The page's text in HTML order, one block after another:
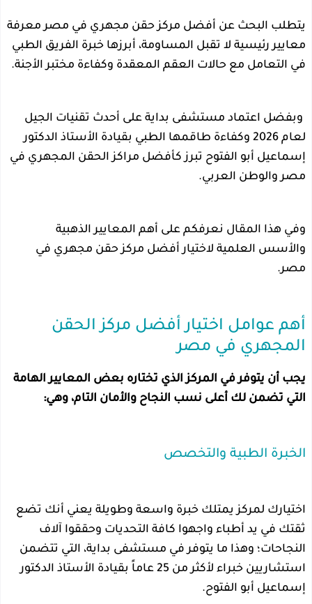
يتطلب البحث عن أفضل مركز حقن مجهري في مصر معرفة
معايير رئيسية لا تقبل المساومة، أبرزها خبرة الفريق الطبي
في التعامل مع حالات العقم المعقدة وكفاءة مختبر الأجنة.
وبفضل اعتماد مستشفى بداية على أحدث تقنيات الجيل
لعام 2026 وكفاءة طاقمها الطبي بقيادة الأستاذ الدكتور
إسماعيل أبو الفتوح تبرز كأفضل مراكز الحقن المجهري في
مصر والوطن العربي.
وفي هذا المقال نعرفكم على أهم المعايير الذهبية
والأسس العلمية لاختيار أفضل مركز حقن مجهري في
مصر.
أهم عوامل اختيار أفضل مركز الحقن
المجهري في مصر
يجب أن يتوفر في المركز الذي تختاره بعض المعايير الهامة
التي تضمن لك أعلى نسب النجاح والأمان التام، وهي:
الخبرة الطبية والتخصص
اختيارك لمركز يمتلك خبرة واسعة وطويلة يعني أنك تضع
ثقتك في يد أطباء واجهوا كافة التحديات وحققوا آلاف
النجاحات؛ وهذا ما يتوفر في مستشفى بداية، التي تتضمن
استشاريين خبراء لأكثر من 25 عاماً بقيادة الأستاذ الدكتور
إسماعيل أبو الفتوح.